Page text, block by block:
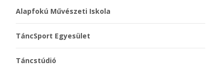
Alapfokú Művészeti Iskola
TáncSport Egyesület
Táncstúdió